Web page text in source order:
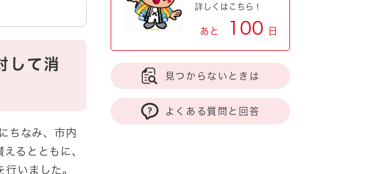
して消
ちなみ、市内
るとともに、
いました。
詳しくはこちら！
あと 100 日
見つからないときは
よくある質問と回答